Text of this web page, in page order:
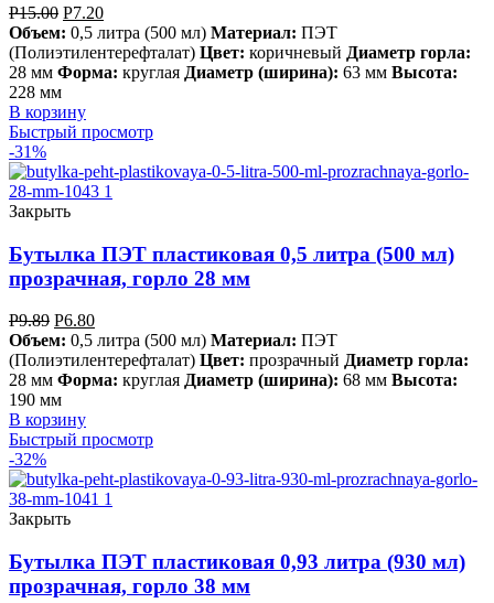
Р15.00 Р7.20
Объем: 0,5 литра (500 мл) Материал: ПЭТ
(Полиэтилентерефталат) Цвет: коричневый Диаметр горла:
28 мм Форма: круглая Диаметр (ширина): 63 мм Высота:
228 мм
В корзину
Быстрый просмотр
-31%
Закрыть
Бутылка ПЭТ пластиковая 0,5 литра (500 мл)
прозрачная, горло 28 мм
Р9.89 Р6.80
Объем: 0,5 литра (500 мл) Материал: ПЭТ
(Полиэтилентерефталат) Цвет: прозрачный Диаметр горла:
28 мм Форма: круглая Диаметр (ширина): 68 мм Высота:
190 мм
В корзину
Быстрый просмотр
-32%
Закрыть
Бутылка ПЭТ пластиковая 0,93 литра (930 мл)
прозрачная, горло 38 мм